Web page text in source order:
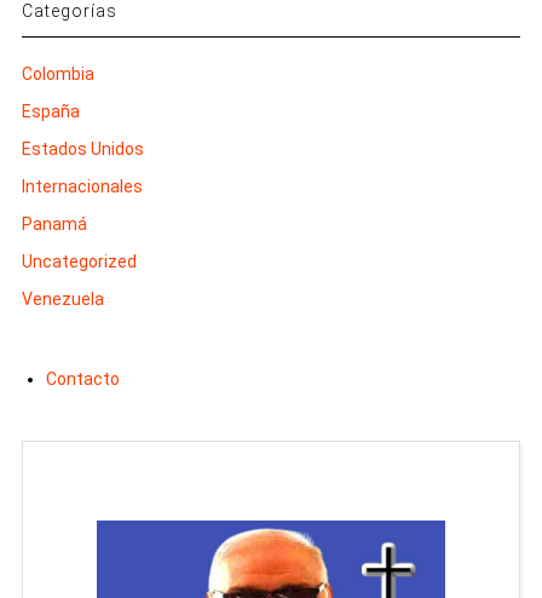
Categorías
Colombia
España
Estados Unidos
Internacionales
Panamá
Uncategorized
Venezuela
Contacto